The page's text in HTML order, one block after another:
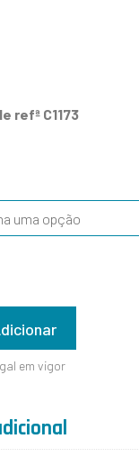
refª C1173
em vigor